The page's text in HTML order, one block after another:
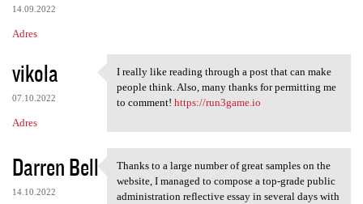
14.09.2022
Adres
vikola
07.10.2022
Adres
I really like reading through
I really like reading through a post that can make
people think. Also, many thanks for permitting me
to comment! https://run3game.io
Darren Bell
14.10.2022
Thanks to a large number of
Thanks to a large number of great samples on the
website, I managed to compose a top-grade public
administration reflective essay in several days with